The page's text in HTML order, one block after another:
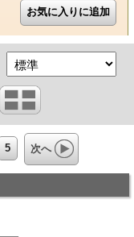
5 次へ